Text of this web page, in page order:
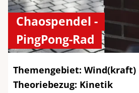
Chaospendel -
PingPong-Rad
Themengebiet: Wind(kraft)
Theoriebezug: Kinetik